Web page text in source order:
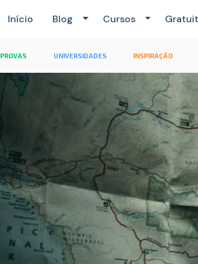
Início Blog Cursos
PROVAS UNIVERSIDADES INSPIRAÇÃO